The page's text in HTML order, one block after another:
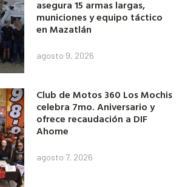
asegura 15 armas largas,
municiones y equipo táctico
en Mazatlán
agosto 9, 2026
Club de Motos 360 Los Mochis
celebra 7mo. Aniversario y
ofrece recaudación a DIF
Ahome
agosto 7, 2026